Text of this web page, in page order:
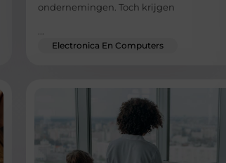
ondernemingen. Toch krijgen
Electronica En Computers